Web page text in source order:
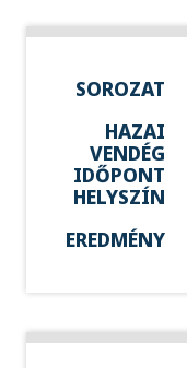
SOROZAT
HAZAI
VENDÉG
IDŐPONT
HELYSZÍN
EREDMÉNY